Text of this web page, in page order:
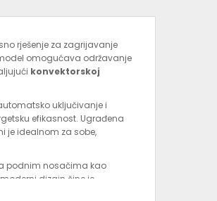
rješenje za zagrijavanje
omogućava održavanje
konvektorskoj
uključivanje i
efikasnost. Ugrađena
je idealnom za sobe,
podnim nosačima kao
dizajn čine je